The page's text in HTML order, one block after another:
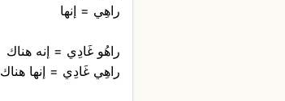
راهِي = إنها
راهُو غَادِي = إنه هناك
راهِي غَادِي = إنها هناك